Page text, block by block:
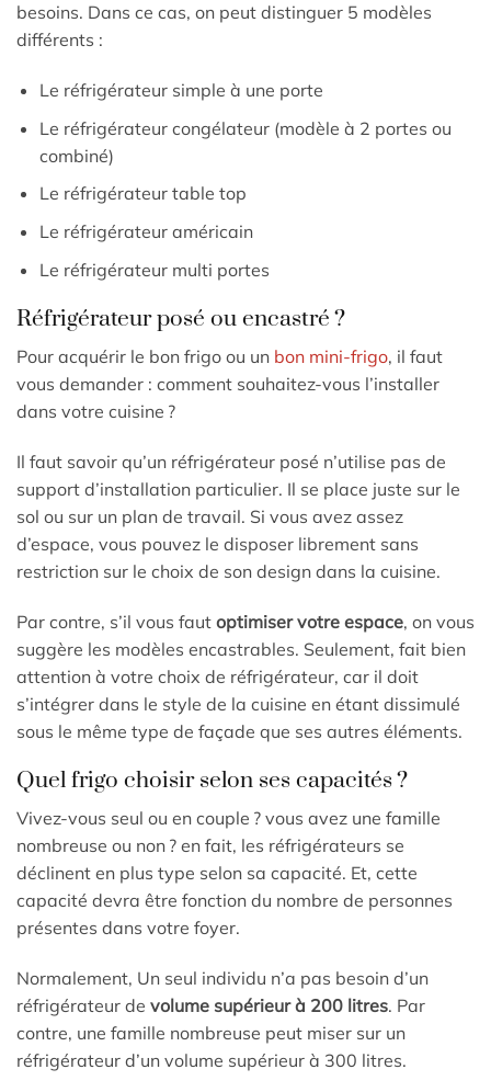
besoins. Dans ce cas, on peut distinguer 5 modèles
différents :
Le réfrigérateur simple à une porte
Le réfrigérateur congélateur (modèle à 2 portes ou
combiné)
Le réfrigérateur table top
Le réfrigérateur américain
Le réfrigérateur multi portes
Réfrigérateur posé ou encastré ?
Pour acquérir le bon frigo ou un bon mini-frigo, il faut
vous demander : comment souhaitez-vous l’installer
dans votre cuisine ?
Il faut savoir qu’un réfrigérateur posé n’utilise pas de
support d’installation particulier. Il se place juste sur le
sol ou sur un plan de travail. Si vous avez assez
d’espace, vous pouvez le disposer librement sans
restriction sur le choix de son design dans la cuisine.
Par contre, s’il vous faut optimiser votre espace, on vous
suggère les modèles encastrables. Seulement, fait bien
attention à votre choix de réfrigérateur, car il doit
s’intégrer dans le style de la cuisine en étant dissimulé
sous le même type de façade que ses autres éléments.
Quel frigo choisir selon ses capacités ?
Vivez-vous seul ou en couple ? vous avez une famille
nombreuse ou non ? en fait, les réfrigérateurs se
déclinent en plus type selon sa capacité. Et, cette
capacité devra être fonction du nombre de personnes
présentes dans votre foyer.
Normalement, Un seul individu n’a pas besoin d’un
réfrigérateur de volume supérieur à 200 litres. Par
contre, une famille nombreuse peut miser sur un
réfrigérateur d’un volume supérieur à 300 litres.